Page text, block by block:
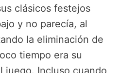
clásicos festejos
y no parecía, al
la eliminación de
tiempo era su
juego. Incluso cuando